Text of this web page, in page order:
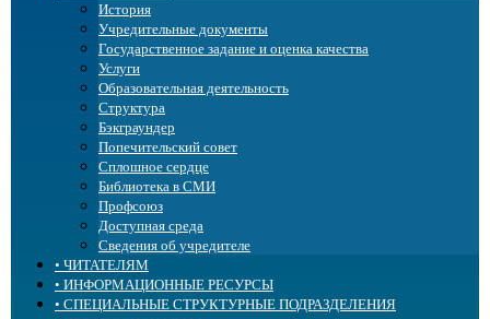
История
Учредительные документы
Государственное задание и оценка качества
Услуги
Образовательная деятельность
Структура
Бэкграундер
Попечительский совет
Сплошное сердце
Библиотека в СМИ
Профсоюз
Доступная среда
Сведения об учредителе
• ЧИТАТЕЛЯМ
Правила пользования
Библиотека «ЛОГОС»
• ИНФОРМАЦИОННЫЕ РЕСУРСЫ
Новые поступления
• СПЕЦИАЛЬНЫЕ СТРУКТУРНЫЕ ПОДРАЗДЕЛЕНИЯ